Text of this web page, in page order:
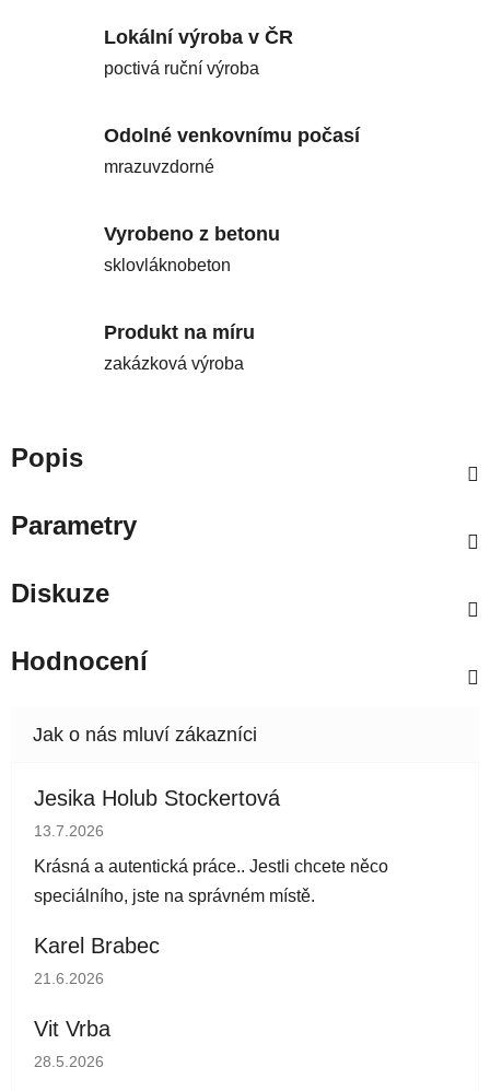
Lokální výroba v ČR
poctivá ruční výroba
Odolné venkovnímu počasí
mrazuvzdorné
Vyrobeno z betonu
sklovláknobeton
Produkt na míru
zakázková výroba
Popis
Parametry
Diskuze
Hodnocení
Jesika Holub Stockertová
Hodnocení obchodu je 5 z 5 hvězdiček.
13.7.2026
Krásná a autentická práce.. Jestli chcete něco
speciálního, jste na správném místě.
Karel Brabec
Hodnocení obchodu je 5 z 5 hvězdiček.
21.6.2026
Vit Vrba
Hodnocení obchodu je 5 z 5 hvězdiček.
28.5.2026